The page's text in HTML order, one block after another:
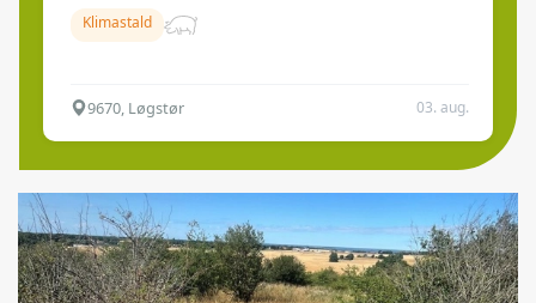
Klimastald
9670, Løgstør 03. aug.